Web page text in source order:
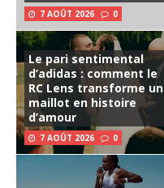
7 AOÛT 2026 0
Le pari sentimental
d’adidas : comment le
RC Lens transforme un
maillot en histoire
d’amour
7 AOÛT 2026 0